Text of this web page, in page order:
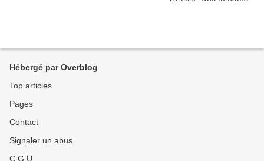
Hébergé par Overblog
Top articles
Pages
Contact
Signaler un abus
C.G.U.